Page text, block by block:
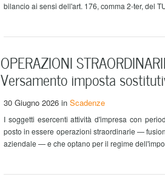
bilancio ai sensi dell'art. 176, comma 2-ter, del
OPERAZIONI
Versamento imposta
30 Giugno 2026 in Scadenze
I soggetti esercenti attività d'impresa con
posto in essere operazioni straordinarie —
aziendale — e che optano per il regime